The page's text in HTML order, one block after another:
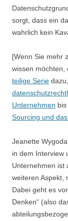
sorgt, dass ein
wahrlich kein
[Wenn Sie mehr
wissen möchten,
teilige Serie
Unternehmen
Sourcing und
Jeanette
in dem Interview
Unternehmen ist
weiteren Aspekt,
Dabei geht es
Denken“ (also